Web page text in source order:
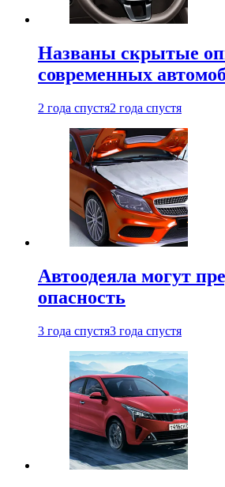
Названы скрытые
современных
2 года спустя2 года спустя
Автоодеяла могут
опасность
3 года спустя3 года спустя